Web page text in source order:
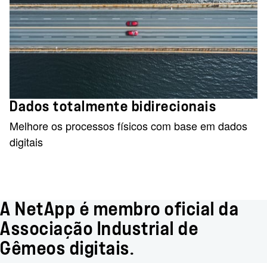
Dados totalmente bidirecionais
Melhore os processos físicos com base em dados
digitais
A NetApp é membro oficial da
Associação Industrial de
Gêmeos digitais.